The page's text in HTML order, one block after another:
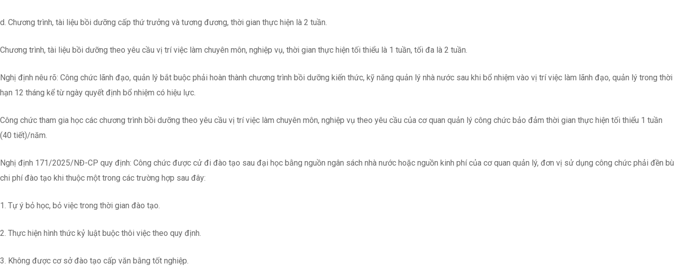
d. Chương trình, tài liệu bồi dưỡng cấp thứ trưởng và tương đương, thời gian thực hiện là 2 tuần.
Chương trình, tài liệu bồi dưỡng theo yêu cầu vị trí việc làm chuyên môn, nghiệp vụ, thời gian thực hiện tối thiểu là 1 tuần, tối đa là 2 tuần.
Nghị định nêu rõ: Công chức lãnh đạo, quản lý bắt buộc phải hoàn thành chương trình bồi dưỡng kiến thức, kỹ năng quản lý nhà nước sau khi bổ nhiệm vào vị trí việc làm lãnh đạo, quản lý trong thời
hạn 12 tháng kể từ ngày quyết định bổ nhiệm có hiệu lực.
Công chức tham gia học các chương trình bồi dưỡng theo yêu cầu vị trí việc làm chuyên môn, nghiệp vụ theo yêu cầu của cơ quan quản lý công chức bảo đảm thời gian thực hiện tối thiểu 1 tuần
(40 tiết)/năm.
Nghị định 171/2025/NĐ-CP quy định: Công chức được cử đi đào tạo sau đại học bằng nguồn ngân sách nhà nước hoặc nguồn kinh phí của cơ quan quản lý, đơn vị sử dụng công chức phải đền bù
chi phí đào tạo khi thuộc một trong các trường hợp sau đây:
1. Tự ý bỏ học, bỏ việc trong thời gian đào tạo.
2. Thực hiện hình thức kỷ luật buộc thôi việc theo quy định.
3. Không được cơ sở đào tạo cấp văn bằng tốt nghiệp.